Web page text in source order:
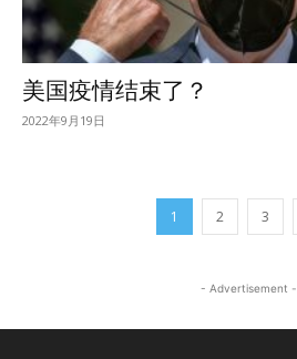
美国疫情结束了？
2022年9月19日
1 2 3
- Advertisement -